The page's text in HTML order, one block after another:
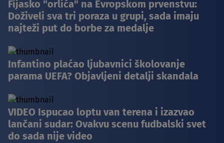
Fijasko "orlića" na Evropskom prvenstvu:
Doživeli sva tri poraza u grupi, sada imaju
najteži put do borbe za medalje
Infantino plaćao ljubavnici školovanje
parama UEFA? Objavljeni detalji skandala
VIDEO Ispucao loptu van terena i izazvao
lančani sudar: Ovakvu scenu fudbalski svet
do sada nije video